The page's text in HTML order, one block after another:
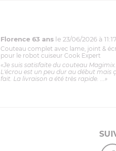
Florence 63 ans le 23/06/2026 à 11:17
Couteau complet avec lame, joint &
pour le robot cuiseur Cook Expert
«Je suis satisfaite du couteau Magimix.
L'écrou est un peu dur au début mais
fait. La livraison a été très rapide. ...»